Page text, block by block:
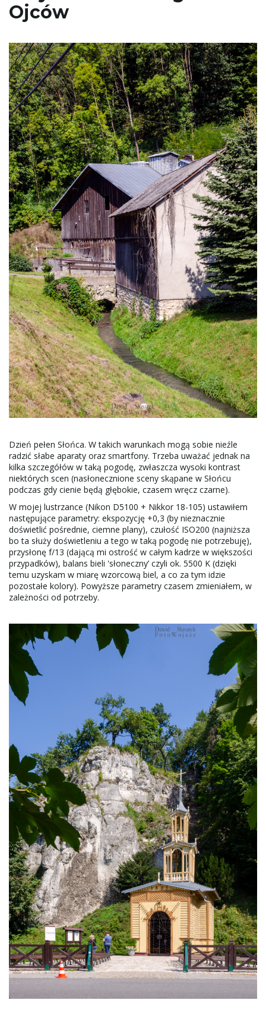
Ojców
Dzień pełen Słońca. W takich warunkach mogą sobie nieźle
radzić słabe aparaty oraz smartfony. Trzeba uważać jednak na
kilka szczegółów w taką pogodę, zwłaszcza wysoki kontrast
niektórych scen (nasłonecznione sceny skąpane w Słońcu
podczas gdy cienie będą głębokie, czasem wręcz czarne).
W mojej lustrzance (Nikon D5100 + Nikkor 18-105) ustawiłem
następujące parametry: ekspozycję +0,3 (by nieznacznie
doświetlić pośrednie, ciemne plany), czułość ISO200 (najniższa
bo ta służy doświetleniu a tego w taką pogodę nie potrzebuję),
przysłonę f/13 (dającą mi ostrość w całym kadrze w większości
przypadków), balans bieli 'słoneczny’ czyli ok. 5500 K (dzięki
temu uzyskam w miarę wzorcową biel, a co za tym idzie
pozostałe kolory). Powyższe parametry czasem zmieniałem, w
zależności od potrzeby.